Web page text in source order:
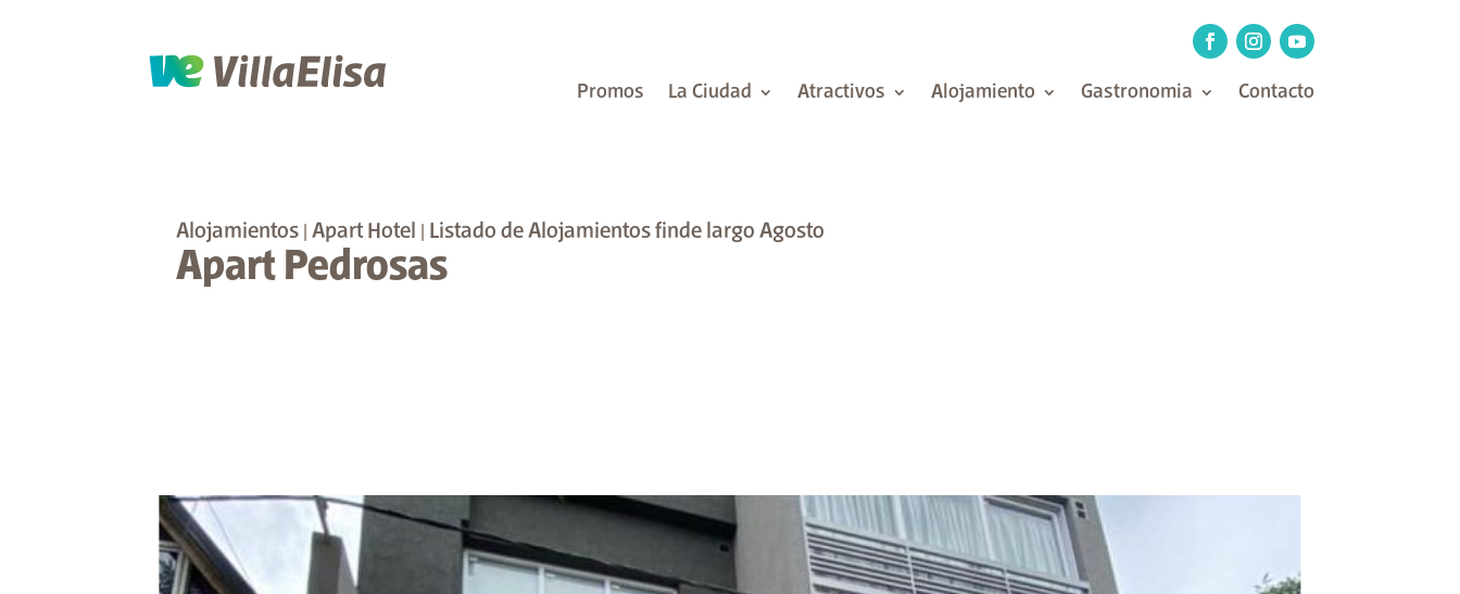
Promos La Ciudad Atractivos Alojamiento Gastronomia Contacto
Alojamientos| Apart Hotel | Listado de Alojamientos finde largo Agosto
Apart Pedrosas